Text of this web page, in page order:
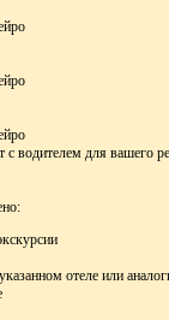
с водителем для вашего
отеле или